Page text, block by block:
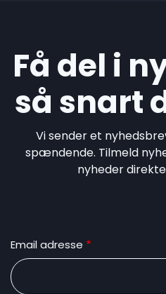
Få del i
så snart
Vi sender et
spændende. Tilmeld
nyheder
Email adresse